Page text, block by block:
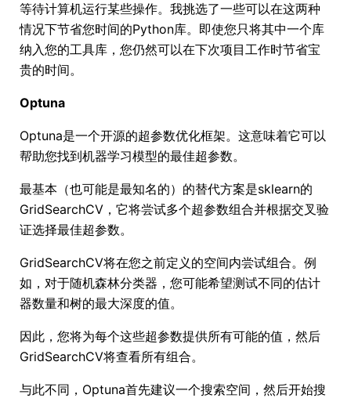
等待计算机运行某些操作。我挑选了一些可以在这两种
情况下节省您时间的Python库。即使您只将其中一个库
纳入您的工具库，您仍然可以在下次项目工作时节省宝
贵的时间。
Optuna
Optuna是一个开源的超参数优化框架。这意味着它可以
帮助您找到机器学习模型的最佳超参数。
最基本（也可能是最知名的）的替代方案是sklearn的
GridSearchCV，它将尝试多个超参数组合并根据交叉验
证选择最佳超参数。
GridSearchCV将在您之前定义的空间内尝试组合。例
如，对于随机森林分类器，您可能希望测试不同的估计
器数量和树的最大深度的值。
因此，您将为每个这些超参数提供所有可能的值，然后
GridSearchCV将查看所有组合。
与此不同，Optuna首先建议一个搜索空间，然后开始搜